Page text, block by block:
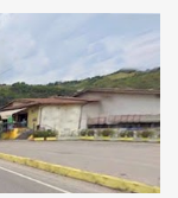
gruppo. Lo
in onore di
sul palco è
Fabrizio
chitarra e voce, e
direttamente da